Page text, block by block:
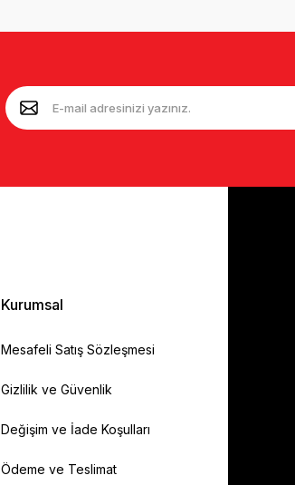
Kurumsal
Mesafeli Satış Sözleşmesi
Gizlilik ve Güvenlik
Değişim ve İade Koşulları
Ödeme ve Teslimat